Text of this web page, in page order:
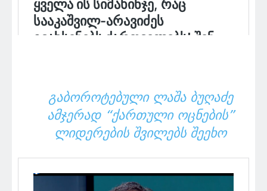
ᲒᲐᲑᲝᲠᲝᲢᲔᲑᲣᲚᲘ ᲚᲐᲨᲐ ᲑᲣᲦᲐᲫᲔ
ᲐᲛᲯᲔᲠᲐᲓ “ᲥᲐᲠᲗᲣᲚᲘ ᲝᲪᲜᲔᲑᲘᲡ”
ᲚᲘᲓᲔᲠᲔᲑᲘᲡ ᲨᲕᲘᲚᲔᲑᲡ ᲨᲔᲔᲮᲝ